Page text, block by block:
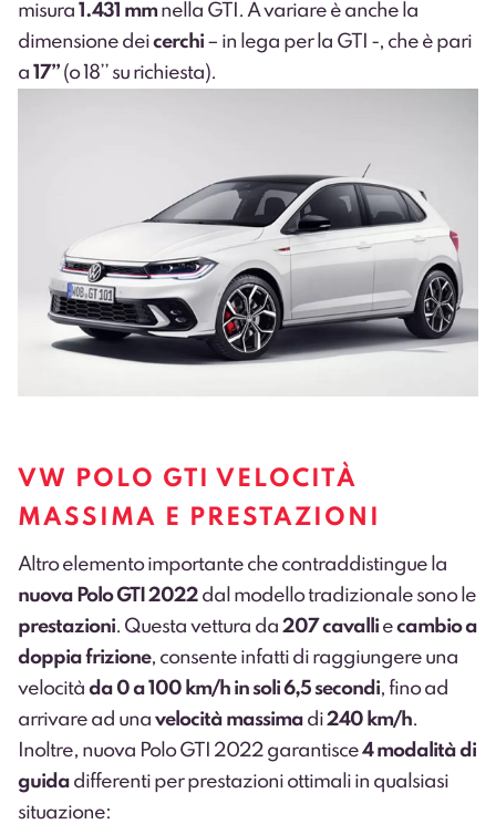
misura 1.431 mmnella GTI. A variare è anche la
dimensione deicerchi – in lega per la GTI -, che è pari
a 17’’ (o 18’’ su richiesta).
VW POLO GTI VELOCITÀ
MASSIMA E PRESTAZIONI
Altro elemento importante che contraddistingue la
nuova Polo GTI 2022 dal modello tradizionale sono le
prestazioni. Questa vettura da 207 cavalli ecambio a
doppia frizione, consente infatti di raggiungere una
velocità da 0 a 100 km/h in soli 6,5 secondi, fino ad
arrivare ad una velocità massima di240 km/h.
Inoltre, nuova Polo GTI 2022 garantisce4 modalità di
guida differenti per prestazioni ottimali in qualsiasi
situazione: